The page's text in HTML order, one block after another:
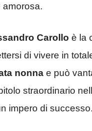
amorosa.
Carollo è la
di vivere in
nonna e può
straordinario
impero di successo.